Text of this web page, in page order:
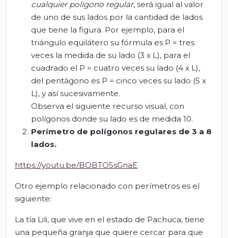
cualquier polígono regular, será igual al valor
de uno de sus lados por la cantidad de lados
que tiene la figura. Por ejemplo, para el
triángulo equilátero su fórmula es P = tres
veces la medida de su lado (3 x L), para el
cuadrado el P = cuatro veces su lado (4 x L),
del pentágono es P = cinco veces su lado (5 x
L), y así sucesivamente.
Observa el siguiente recurso visual, con
polígonos donde su lado es de medida 10.
Perímetro de polígonos regulares de 3 a 8
lados.
https://youtu.be/BOBTO5sGnaE
Otro ejemplo relacionado con perímetros es el
siguiente:
La tía Lili, que vive en el estado de Pachuca, tiene
una pequeña granja que quiere cercar para que